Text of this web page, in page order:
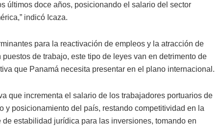
últimos doce años, posicionando el salario del sector
indicó Icaza.
para la reactivación de empleos y la atracción de
de trabajo, este tipo de leyes van en detrimento de
que Panamá necesita presentar en el plano internacional.
que incrementa el salario de los trabajadores portuarios de
y posicionamiento del país, restando competitividad en la
estabilidad jurídica para las inversiones, tomando en